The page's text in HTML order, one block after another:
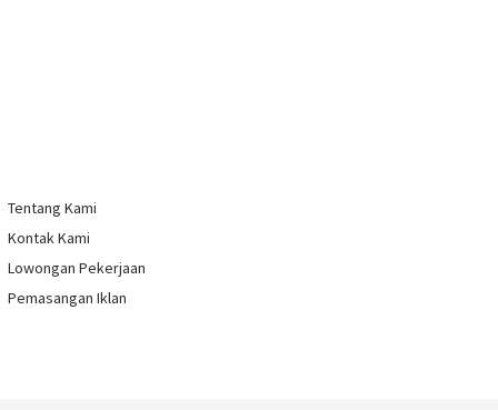
Tentang Kami
Kontak Kami
Lowongan Pekerjaan
Pemasangan Iklan